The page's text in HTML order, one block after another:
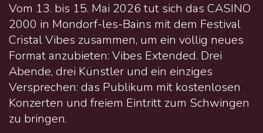
Vom 13. bis 15. Mai 2026 tut sich das CASINO
2000 in Mondorf-les-Bains mit dem Festival
Cristal Vibes zusammen, um ein völlig neues
Format anzubieten: Vibes Extended. Drei
Abende, drei Künstler und ein einziges
Versprechen: das Publikum mit kostenlosen
Konzerten und freiem Eintritt zum Schwingen
zu bringen.